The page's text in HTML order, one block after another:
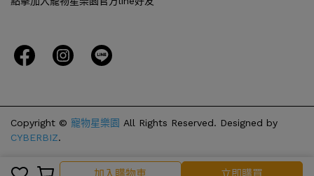
Copyright © 寵物星樂園 All Rights Reserved. Designed by
CYBERBIZ.